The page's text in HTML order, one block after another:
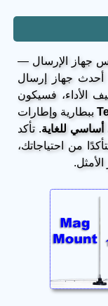
جهاز الإرسال —
أحدث جهاز إرسال
الأداء، فسيكون
ببطارية وإطارات
أساسي للغاية. تأكد
من احتياجاتك،